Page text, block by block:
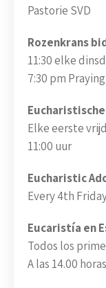
Pastorie SVD
Rozenkrans
11:30 elke
7:30 pm
Elke eerste
11:00 uur
Eucharistic
Every 4th
Eucaristía en
Todos los
A las 14.00 horas